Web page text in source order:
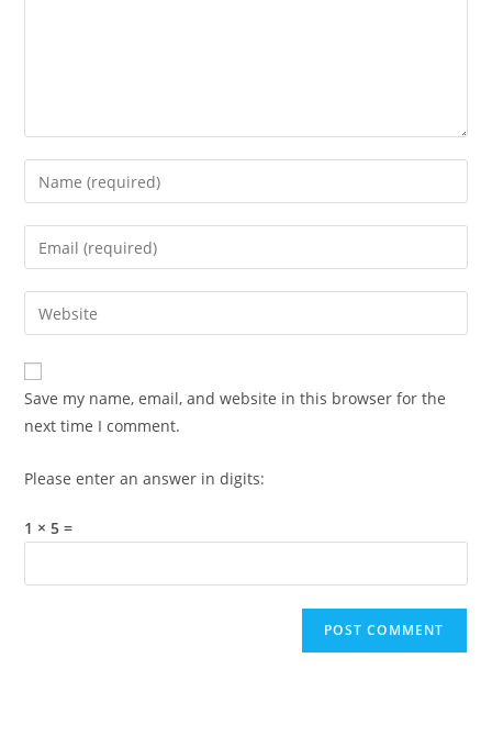
Enter
your
name
comment
Enter
your
email
address
comment
Enter
your
website
URL
(optional)
Save my name, email, and website in this browser for the
next time I comment.
Please enter an answer in digits:
1 × 5 =